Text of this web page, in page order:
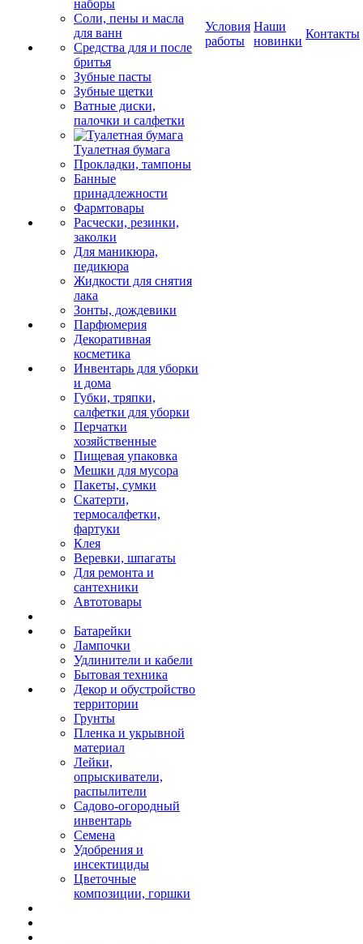
наборы
Соли, пены и масла
для ванн
Средства для и после
бритья
Зубные пасты
Зубные щетки
Ватные диски,
палочки и салфетки
Туалетная бумага
Прокладки, тампоны
Банные
принадлежности
Фармтовары
Расчески, резинки,
заколки
Для маникюра,
педикюра
Жидкости для снятия
лака
Зонты, дождевики
Парфюмерия
Декоративная
косметика
Инвентарь для уборки
и дома
Губки, тряпки,
салфетки для уборки
Перчатки
хозяйственные
Пищевая упаковка
Мешки для мусора
Пакеты, сумки
Скатерти,
термосалфетки,
фартуки
Клея
Веревки, шпагаты
Для ремонта и
сантехники
Автотовары
Батарейки
Лампочки
Удлинители и кабели
Бытовая техника
Декор и обустройство
территории
Грунты
Пленка и укрывной
материал
Лейки,
опрыскиватели,
распылители
Садово-огородный
инвентарь
Семена
Удобрения и
инсектициды
Цветочные
композиции, горшки
Условия
работы
Наши
новинки
Контакты